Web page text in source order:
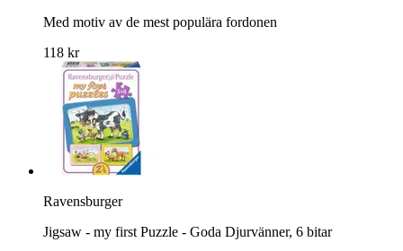
Med motiv av de mest populära fordonen
118 kr
Ravensburger
Jigsaw - my first Puzzle - Goda Djurvänner, 6 bitar